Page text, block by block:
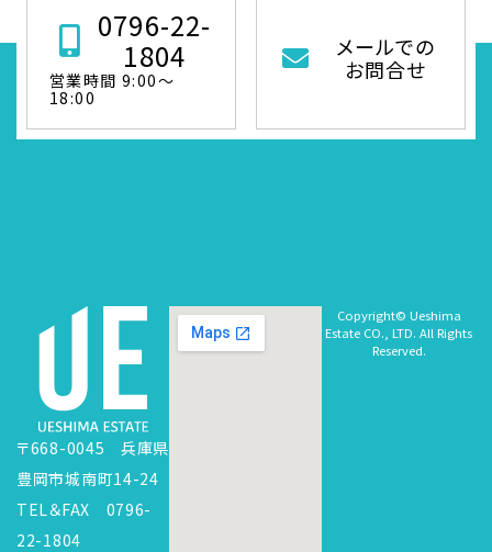
0796-22-
1804
営業時間 9:00～
18:00
メールでの
お問合せ
〒668-0045 兵庫県
豊岡市城南町14-24
TEL＆FAX 0796-
22-1804
Copyright© Ueshima
Estate CO., LTD. All Rights
Reserved.